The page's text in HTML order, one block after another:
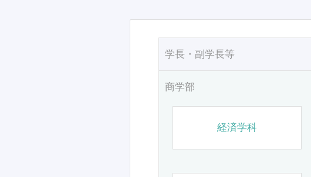
学長・副学長等
商学部
経済学科